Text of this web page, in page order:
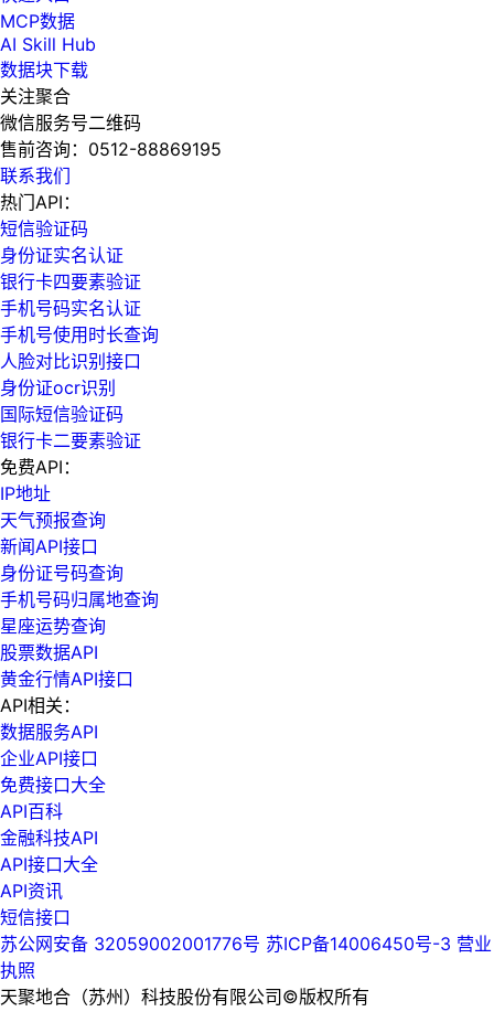
MCP数据
AI Skill Hub
数据块下载
关注聚合
微信服务号二维码
售前咨询： 0512-88869195
联系我们
热门API：
短信验证码
身份证实名认证
银行卡四要素验证
手机号码实名认证
手机号使用时长查询
人脸对比识别接口
身份证ocr识别
国际短信验证码
银行卡二要素验证
免费API：
IP地址
天气预报查询
新闻API接口
身份证号码查询
手机号码归属地查询
星座运势查询
股票数据API
黄金行情API接口
API相关：
数据服务API
企业API接口
免费接口大全
API百科
金融科技API
API接口大全
API资讯
短信接口
苏公网安备 32059002001776号 苏ICP备14006450号-3 营业
执照
天聚地合（苏州）科技股份有限公司©版权所有